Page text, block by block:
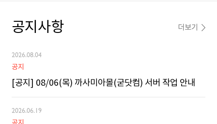
공지사항 더보기
2026.08.04
공지
[공지] 08/06(목) 까사미아몰(굳닷컴) 서버 작업 안내
2026.06.19